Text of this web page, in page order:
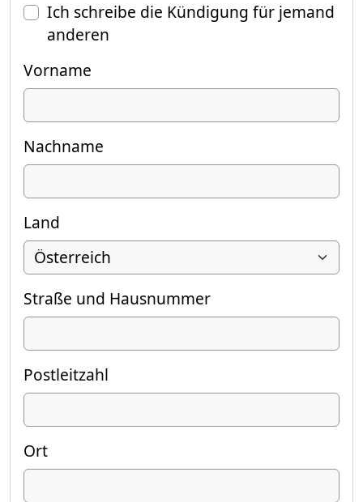
Ich schreibe die Kündigung für jemand
anderen
Vorname
Nachname
Land
Straße und Hausnummer
Postleitzahl
Ort